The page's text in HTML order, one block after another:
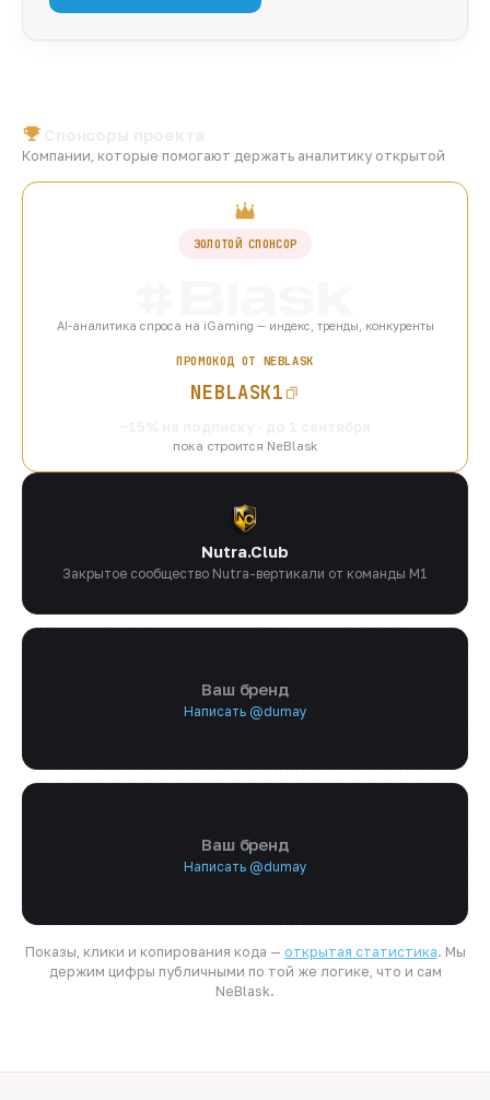
Компании, которые помогают держать аналитику открытой
ЗОЛОТОЙ СПОНСОР
AI-аналитика спроса на iGaming — индекс, тренды, конкуренты
ПРОМОКОД ОТ NEBLASK
NEBLASK1
пока строится NeBlask
Nutra.Club
Закрытое сообщество Nutra-вертикали от команды M1
Ваш бренд
Написать @dumay
Ваш бренд
Написать @dumay
Показы, клики и копирования кода — открытая статистика. Мы
держим цифры публичными по той же логике, что и сам
NeBlask.